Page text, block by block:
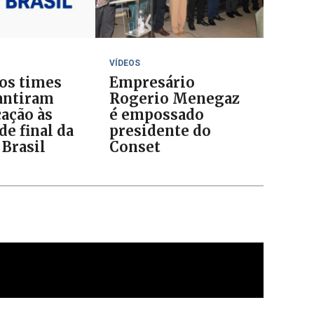
times
às
final da
Brasil
VÍDEOS
Empresário
Rogerio Menegaz
é empossado
presidente do
Conset